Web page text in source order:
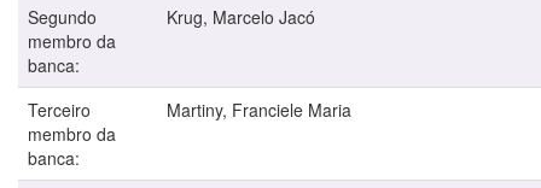
Segundo
membro da
banca:
Krug, Marcelo Jacó
Terceiro
membro da
banca:
Martiny, Franciele Maria